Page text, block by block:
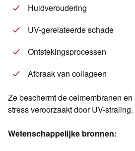
Huidveroudering
UV-gerelateerde schade
Ontstekingsprocessen
Afbraak van collageen
Ze beschermt de celmembranen
stress veroorzaakt door UV-straling.
Wetenschappelijke bronnen: